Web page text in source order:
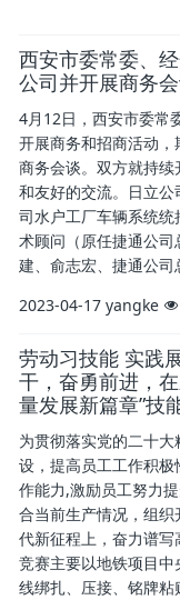
西安市委常委、
公司并开展商务
4月12日，西安市委常
开展商务和招商活动
商务会谈。双方就持
和友好的交流。日立
司水户工厂车辆系统
术顾问（原任捷通公
建、俞志宏、捷通公
2023-04-17 yangke
劳动习技能 实践
干，奋勇前进，
量发展新篇章”技
为贯彻落实党的二十
设，提高员工工作积
作能力,激励员工努力
合当前生产情况，组
代新征程上，奋力谱写
竞赛主要以地铁项目
线绑扎、压接、铭牌